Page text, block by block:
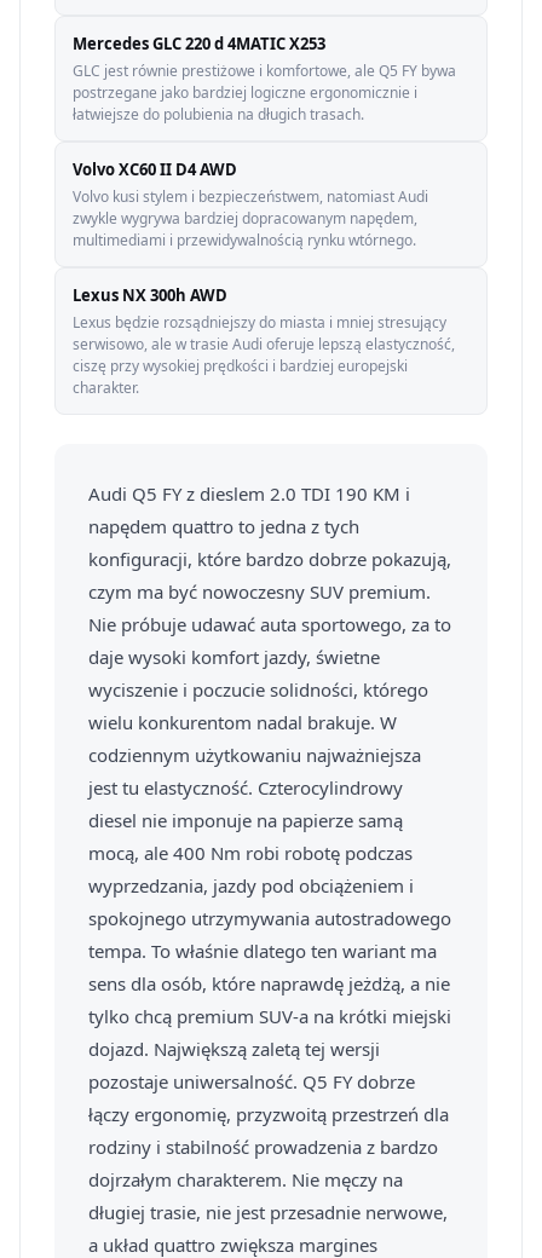
Mercedes GLC 220 d 4MATIC X253
GLC jest równie prestiżowe i komfortowe, ale Q5 FY bywa
postrzegane jako bardziej logiczne ergonomicznie i
łatwiejsze do polubienia na długich trasach.
Volvo XC60 II D4 AWD
Volvo kusi stylem i bezpieczeństwem, natomiast Audi
zwykle wygrywa bardziej dopracowanym napędem,
multimediami i przewidywalnością rynku wtórnego.
Lexus NX 300h AWD
Lexus będzie rozsądniejszy do miasta i mniej stresujący
serwisowo, ale w trasie Audi oferuje lepszą elastyczność,
ciszę przy wysokiej prędkości i bardziej europejski
charakter.
Audi Q5 FY z dieslem 2.0 TDI 190 KM i
napędem quattro to jedna z tych
konfiguracji, które bardzo dobrze pokazują,
czym ma być nowoczesny SUV premium.
Nie próbuje udawać auta sportowego, za to
daje wysoki komfort jazdy, świetne
wyciszenie i poczucie solidności, którego
wielu konkurentom nadal brakuje. W
codziennym użytkowaniu najważniejsza
jest tu elastyczność. Czterocylindrowy
diesel nie imponuje na papierze samą
mocą, ale 400 Nm robi robotę podczas
wyprzedzania, jazdy pod obciążeniem i
spokojnego utrzymywania autostradowego
tempa. To właśnie dlatego ten wariant ma
sens dla osób, które naprawdę jeżdżą, a nie
tylko chcą premium SUV-a na krótki miejski
dojazd. Największą zaletą tej wersji
pozostaje uniwersalność. Q5 FY dobrze
łączy ergonomię, przyzwoitą przestrzeń dla
rodziny i stabilność prowadzenia z bardzo
dojrzałym charakterem. Nie męczy na
długiej trasie, nie jest przesadnie nerwowe,
a układ quattro zwiększa margines